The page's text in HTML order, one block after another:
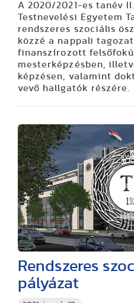
A 2020/2021-es tanév
Testnevelési Egyetem
rendszeres szociális
közzé a nappali
finanszírozott felsőfokú
mesterképzésben,
képzésen, valamint
vevő hallgatók részére.
Rendszeres
pályázat